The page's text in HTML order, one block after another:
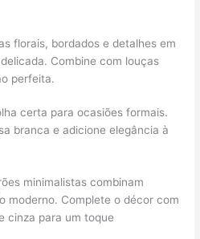
florais, bordados e detalhes em
Combine com louças
perfeita.
certa para ocasiões formais.
branca e adicione elegância à
minimalistas combinam
moderno. Complete o décor com
cinza para um toque